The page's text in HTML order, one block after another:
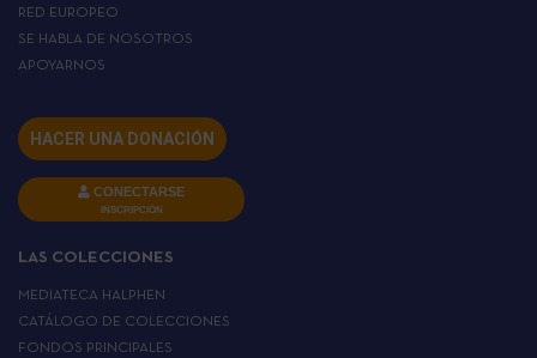
RED EUROPEO
SE HABLA DE NOSOTROS
APOYARNOS
HACER UNA DONACIÓN
CONECTARSE
INSCRIPCIÓN
LAS COLECCIONES
MEDIATECA HALPHEN
CATÁLOGO DE COLECCIONES
FONDOS PRINCIPALES